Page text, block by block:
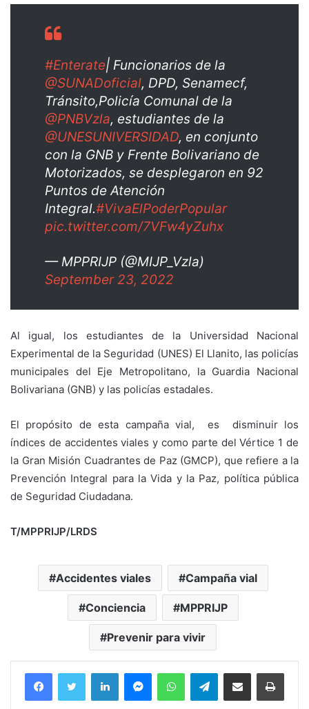
#Enterate| Funcionarios de la
@SUNADoficial, DPD, Senamecf,
Tránsito,Policía Comunal de la
@PNBVzla, estudiantes de la
@UNESUNIVERSIDAD, en conjunto
con la GNB y Frente Bolivariano de
Motorizados, se desplegaron en 92
Puntos de Atención
Integral.#VivaElPoderPopular
pic.twitter.com/7VFw4yZuhx
— MPPRIJP (@MIJP_Vzla)
September 23, 2022
Al igual, los estudiantes de la Universidad Nacional
Experimental de la Seguridad (UNES) El Llanito, las policías
municipales del Eje Metropolitano, la Guardia Nacional
Bolivariana (GNB) y las policías estadales.
El propósito de esta campaña vial, es disminuir los
índices de accidentes viales y como parte del Vértice 1 de
la Gran Misión Cuadrantes de Paz (GMCP), que refiere a la
Prevención Integral para la Vida y la Paz, política pública
de Seguridad Ciudadana.
T/MPPRIJP/LRDS
Accidentes viales Campaña vial
Conciencia MPPRIJP
Prevenir para vivir
FacebookTwitter LinkedInMessengerWhatsAppTelegramCompartir por correo electrónico